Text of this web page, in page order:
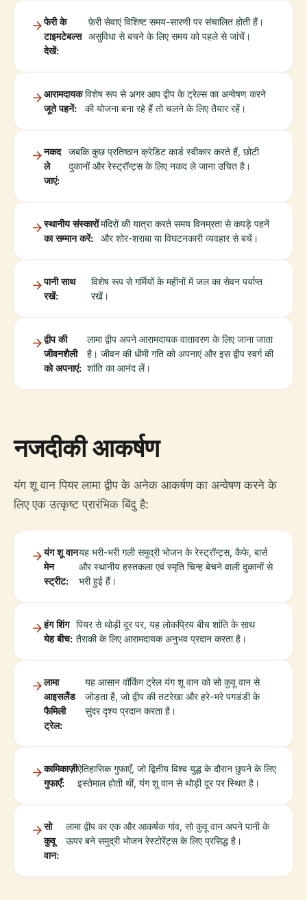
फेरी के
टाइमटेबल्स
देखें:
फ़ेरी सेवाएं विशिष्ट समय-सारणी पर संचालित होती हैं।
असुविधा से बचने के लिए समय को पहले से जांचें।
आरामदायक
जूते पहनें:
विशेष रूप से अगर आप द्वीप के ट्रेल्स का अन्वेषण करने
की योजना बना रहे हैं तो चलने के लिए तैयार रहें।
नकद
ले
जाएं:
जबकि कुछ प्रतिष्ठान क्रेडिट कार्ड स्वीकार करते हैं, छोटी
दुकानों और रेस्ट्रॉन्ट्स के लिए नकद ले जाना उचित है।
स्थानीय संस्कारों
का सम्मान करें:
मंदिरों की यात्रा करते समय विनम्रता से कपड़े पहनें
और शोर-शराबा या विघटनकारी व्यवहार से बचें।
पानी साथ
रखें:
विशेष रूप से गर्मियों के महीनों में जल का सेवन पर्याप्त
रखें।
द्वीप की
जीवनशैली
को अपनाएं:
लामा द्वीप अपने आरामदायक वातावरण के लिए जाना जाता
है। जीवन की धीमी गति को अपनाएं और इस द्वीप स्वर्ग की
शांति का आनंद लें।
नजदीकी आकर्षण
यंग शू वान पियर लामा द्वीप के अनेक आकर्षण का अन्वेषण करने के
लिए एक उत्कृष्ट प्रारंभिक बिंदु है:
यंग शू वान
मेन
स्ट्रीट:
यह भरी-भरी गली समुद्री भोजन के रेस्ट्रॉन्ट्स, कैफे, बार्स
और स्थानीय हस्तकला एवं स्मृति चिन्ह बेचने वाली दुकानों से
भरी हुई हैं।
हंग शिंग
येह बीच:
पियर से थोड़ी दूर पर, यह लोकप्रिय बीच शांति के साथ
तैराकी के लिए आरामदायक अनुभव प्रदान करता है।
लामा
आइसलैंड
फैमिली
ट्रेल:
यह आसान वॉकिंग ट्रेल यंग शू वान को सो कुवू वान से
जोड़ता है, जो द्वीप की तटरेखा और हरे-भरे पगडंडी के
सुंदर दृश्य प्रदान करता है।
कामिकाज़ी
गुफाएँ:
ऐतिहासिक गुफाएँ, जो द्वितीय विश्व युद्ध के दौरान छुपने के लिए
इस्तेमाल होती थीं, यंग शू वान से थोड़ी दूर पर स्थित है।
सो
कुवू
वान:
लामा द्वीप का एक और आकर्षक गांव, सो कुवू वान अपने पानी के
ऊपर बने समुद्री भोजन रेस्टोरेंट्स के लिए प्रसिद्ध है।